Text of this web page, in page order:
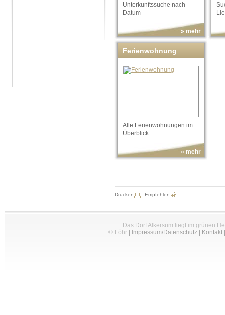
Unterkunftssuche nach
Datum
» mehr
Ferienwohnung
Alle Ferienwohnungen im
Überblick.
» mehr
Drucken Empfehlen
Das Dorf Alkersum liegt im grünen
© Föhr| Impressum/Datenschutz| Kontakt